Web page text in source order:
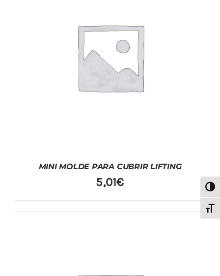
MINI MOLDE PARA CUBRIR LIFTING
5,01€